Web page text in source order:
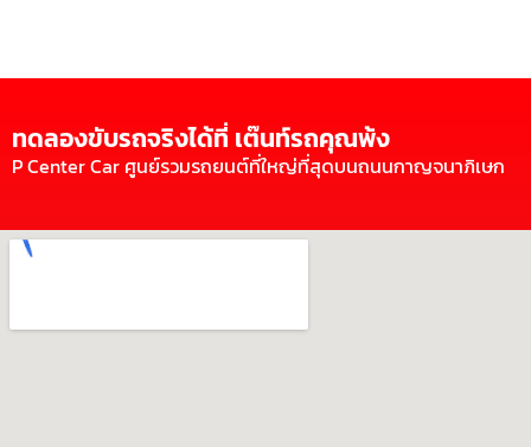
ทดลองขับรถจริงได้ที่ เต๊นท์รถคุณพ้ง
P Center Car ศูนย์รวมรถยนต์ที่ใหญ่ที่สุดบนถนนกาญจนาภิเษก